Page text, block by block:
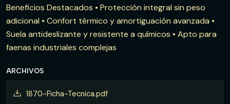
Beneficios Destacados • Protección integral sin peso
adicional • Confort térmico y amortiguación avanzada •
Suela antideslizante y resistente a químicos • Apto para
faenas industriales complejas
ARCHIVOS
1870-Ficha-Tecnica.pdf